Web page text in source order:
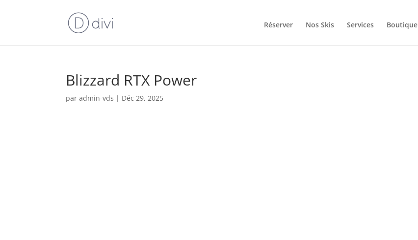
Réserver Nos Skis Services Boutique
Blizzard RTX Power
paradmin-vds | Déc 29, 2025